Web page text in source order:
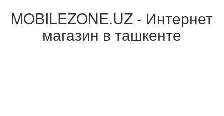
MOBILEZONE.UZ - Интернет
магазин в ташкенте